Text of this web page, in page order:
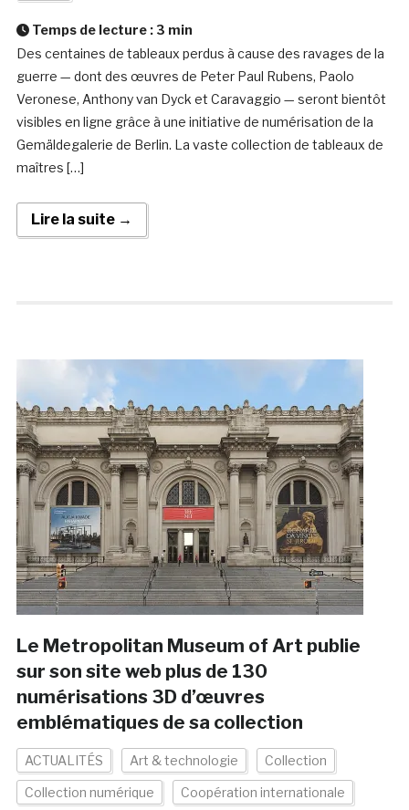
Temps de lecture : 3 min
Des centaines de tableaux perdus à cause des ravages de la
guerre — dont des œuvres de Peter Paul Rubens, Paolo
Veronese, Anthony van Dyck et Caravaggio — seront bientôt
visibles en ligne grâce à une initiative de numérisation de la
Gemäldegalerie de Berlin. La vaste collection de tableaux de
maîtres […]
Lire la suite →
Le Metropolitan Museum of Art publie
sur son site web plus de 130
numérisations 3D d’œuvres
emblématiques de sa collection
ACTUALITÉS Art & technologie Collection
Collection numérique Coopération internationale